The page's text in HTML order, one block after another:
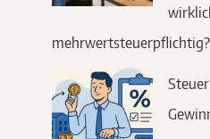
mehrwertsteuerpflichtig?